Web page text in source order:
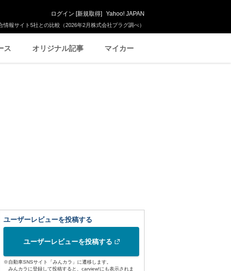
報サイト5社との比較（2026年2月株式会社プラグ調べ）
ログイン [新規取得] Yahoo! JAPAN
ス オリジナル記事 マイカー
ユーザーレビューを投稿する
ユーザーレビューを投稿する
※自動車SNSサイト「みんカラ」に遷移します。
みんカラに登録して投稿すると、carview!にも表示されま